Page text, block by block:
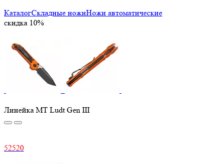
КаталогСкладные ножиНожи автоматические
скидка 10%
Линейка MT Ludt Gen III
52520